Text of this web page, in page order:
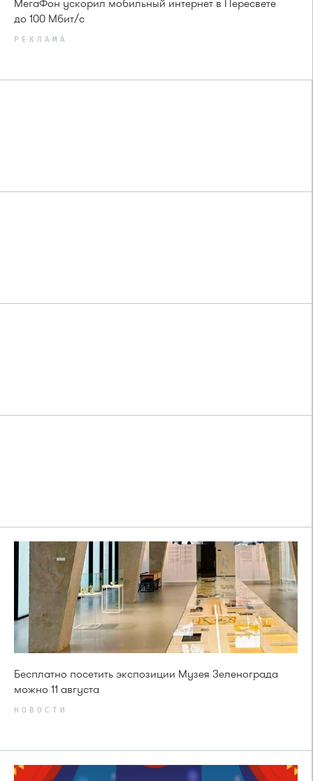
МегаФон ускорил мобильный интернет в Пересвете
до 100 Мбит/с
РЕКЛАМА
Бесплатно посетить экспозиции Музея Зеленограда
можно 11 августа
НОВОСТИ